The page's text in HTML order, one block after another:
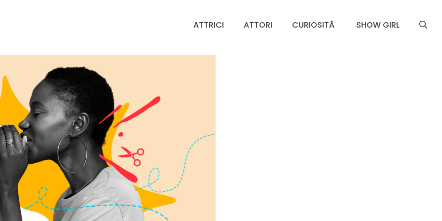
ATTRICI ATTORI CURIOSITÃ SHOW GIRL